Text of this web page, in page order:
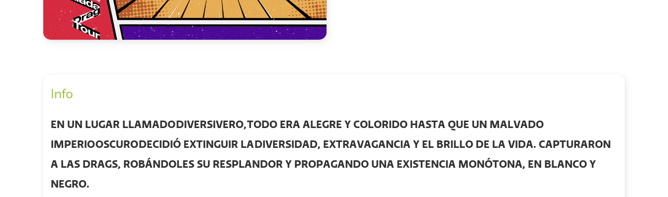
Info
EN UN LUGAR LLAMADO DIVERSIVERO,TODO ERA ALEGRE Y COLORIDO HASTA QUE UN MALVADO
IMPERIOOSCURO DECIDIÓ EXTINGUIR LA DIVERSIDAD, EXTRAVAGANCIA Y EL BRILLO DE LA VIDA. CAPTURARON
A LAS DRAGS, ROBÁNDOLES SU RESPLANDOR Y PROPAGANDO UNA EXISTENCIA MONÓTONA, EN BLANCO Y
NEGRO.